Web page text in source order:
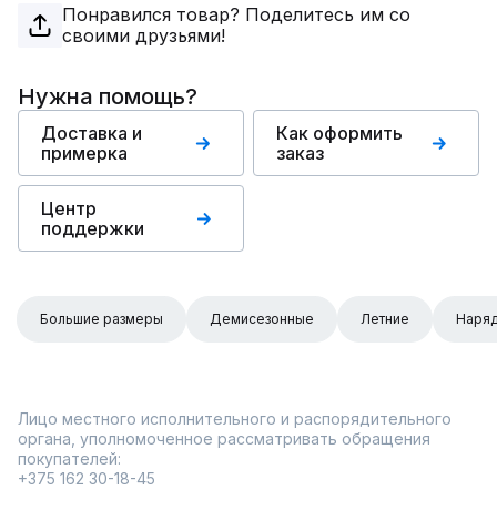
Понравился товар? Поделитесь им со
своими друзьями!
Нужна помощь?
Доставка и
примерка
Как оформить
заказ
Центр
поддержки
Большие размеры Демисезонные Летние
Лицо местного исполнительного и распорядительного
органа, уполномоченное рассматривать обращения
покупателей:
+375 162 30-18-45